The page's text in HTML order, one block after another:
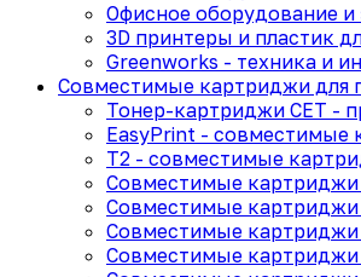
Офисное оборудование и
3D принтеры и пластик
Greenworks - техника и
Совместимые картриджи для
Тонер-картриджи CET -
EasyPrint - cовместимые
T2 - совместимые
Совместимые картриджи
Совместимые
Совместимые картриджи
Совместимые картриджи